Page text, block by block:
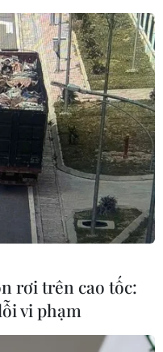
trưởng
rơi trên cao tốc:
vi phạm